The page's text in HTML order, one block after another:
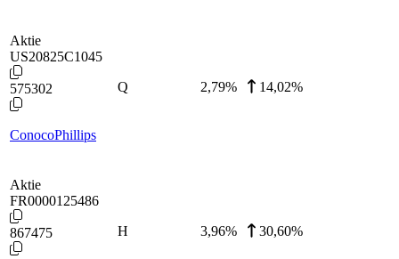
Aktie
US20825C1045
575302
ConocoPhillips
Q 2,79% 14,02%
Aktie
FR0000125486
867475 H 3,96% 30,60%